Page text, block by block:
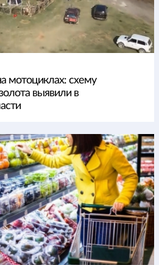
мотоциклах: схему
выявили в